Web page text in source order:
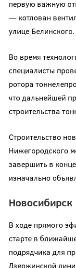
первую важную
— котлован
улице
Во время
специалисты
ротора
что дальнейшей
строительства
Строительство
Нижегородского
завершить в
изначально
Новосибирск
В ходе прямого
старте в
подрядчика для
Дзержинской